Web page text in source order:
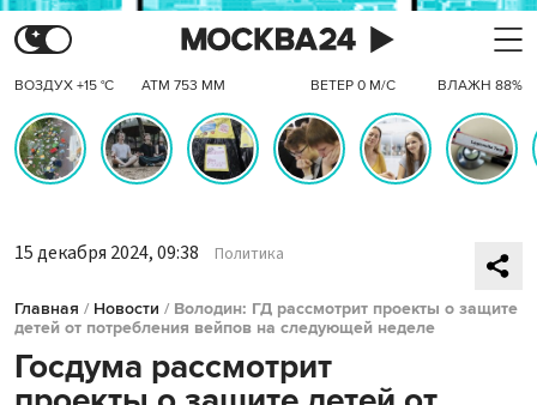
ВОЗДУХ +15 °C АТМ 753 ММ ВЕТЕР 0 М/С ВЛАЖН 88%
15 декабря 2024, 09:38 Политика
Главная / Новости / Володин: ГД рассмотрит проекты о защите
детей от потребления вейпов на следующей неделе
Госдума рассмотрит